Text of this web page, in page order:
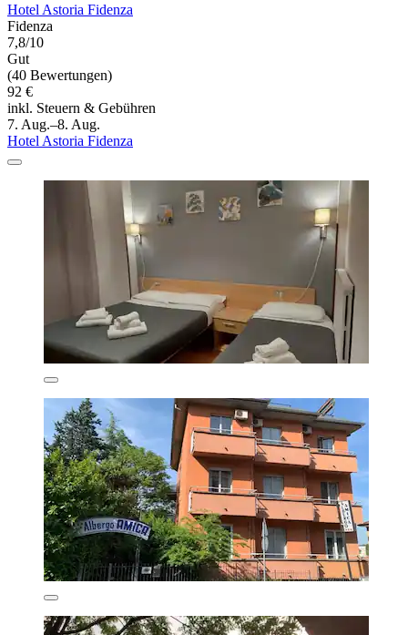
Hotel Astoria Fidenza
Fidenza
7,8/10
Gut
(40 Bewertungen)
92 €
inkl. Steuern & Gebühren
7. Aug.–8. Aug.
Hotel Astoria Fidenza